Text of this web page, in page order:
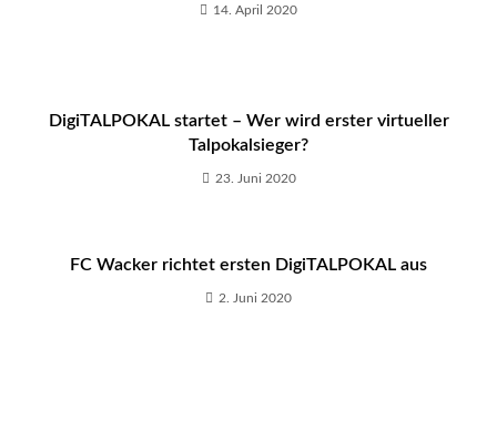
14. April 2020
DigiTALPOKAL startet – Wer wird erster virtueller
Talpokalsieger?
23. Juni 2020
FC Wacker richtet ersten DigiTALPOKAL aus
2. Juni 2020